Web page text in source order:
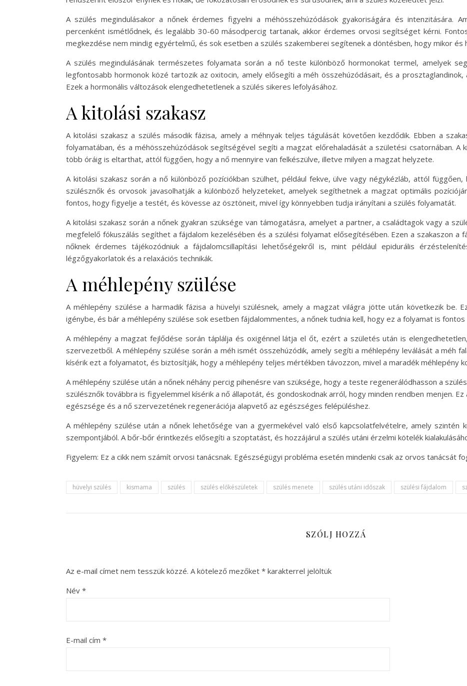
A szülés megindulásakor a nőnek érdemes figyelni a méhösszehúzódások gyakoriságára és intenzitására.
percenként ismétlődnek, és legalább 30-60 másodpercig tartanak, akkor érdemes orvosi segítséget kérni.
megkezdése nem mindig egyértelmű, és sok esetben a szülés szakemberei segítenek a döntésben, hogy mikor és
A szülés megindulásának természetes folyamata során a nő teste különböző hormonokat termel, amelyek
legfontosabb hormonok közé tartozik az oxitocin, amely elősegíti a méh összehúzódásait, és a prosztaglandinok,
Ezek a hormonális változások elengedhetetlenek a szülés sikeres lefolyásához.
A kitolási szakasz
A kitolási szakasz a szülés második fázisa, amely a méhnyak teljes tágulását követően kezdődik. Ebben a
folyamatában, és a méhösszehúzódások segítségével segíti a magzat előrehaladását a születési csatornában. A
több óráig is eltarthat, attól függően, hogy a nő mennyire van felkészülve, illetve milyen a magzat helyzete.
A kitolási szakasz során a nő különböző pozíciókban szülhet, például fekve, ülve vagy négykézláb, attól
szülésznők és orvosok javasolhatják a különböző helyzeteket, amelyek segíthetnek a magzat optimális
fontos, hogy figyelje a testét, és kövesse az ösztöneit, mivel így könnyebben tudja irányítani a szülés folyamatát.
A kitolási szakasz során a nőnek gyakran szüksége van támogatásra, amelyet a partner, a családtagok vagy a
megfelelő fókuszálás segíthet a fájdalom kezelésében és a szülési folyamat elősegítésében. Ezen a szakaszon a
nőknek érdemes tájékozódniuk a fájdalomcsillapítási lehetőségekről is, mint például epidurális
légzőgyakorlatok és a relaxációs technikák.
A méhlepény szülése
A méhlepény szülése a harmadik fázisa a hüvelyi szülésnek, amely a magzat világra jötte után következik be.
igénybe, és bár a méhlepény szülése sok esetben fájdalommentes, a nőnek tudnia kell, hogy ez a folyamat is fontos
A méhlepény a magzat fejlődése során táplálja és oxigénnel látja el őt, ezért a születés után is
szervezetből. A méhlepény szülése során a méh ismét összehúzódik, amely segíti a méhlepény leválását a méh
kísérik ezt a folyamatot, és biztosítják, hogy a méhlepény teljes mértékben távozzon, mivel a maradék méhlepény
A méhlepény szülése után a nőnek néhány percig pihenésre van szüksége, hogy a teste regenerálódhasson a
szülésznők továbbra is figyelemmel kísérik a nő állapotát, és gondoskodnak arról, hogy minden rendben menjen.
egészsége és a nő szervezetének regenerációja alapvető az egészséges felépüléshez.
A méhlepény szülése után a nőnek lehetősége van a gyermekével való első kapcsolatfelvételre, amely szintén
szempontjából. A bőr-bőr érintkezés elősegíti a szoptatást, és hozzájárul a szülés utáni érzelmi kötelék
Figyelem: Ez a cikk nem számít orvosi tanácsnak. Egészségügyi probléma esetén mindenki csak az orvos tanácsát
hüvelyi szülés kismama szülés szülés előkészületek szülés menete szülés utáni időszak szülési fájdalom
SZÓLJ HOZZÁ
Az e-mail címet nem tesszük közzé. A kötelező mezőket * karakterrel jelöltük
Név *
E-mail cím *